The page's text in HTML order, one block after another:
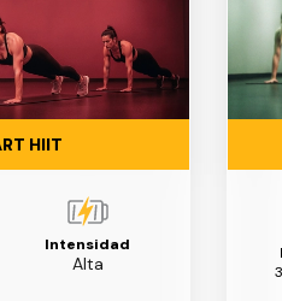
HIIT
Intensidad
Alta